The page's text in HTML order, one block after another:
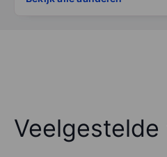
Veelgestelde